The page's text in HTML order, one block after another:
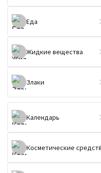
Еда
Жидкие вещества
Злаки
Календарь
Косметические